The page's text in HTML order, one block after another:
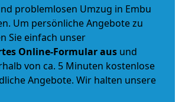
problemlosen Umzug in Embu
Um persönliche Angebote zu
Sie einfach unser
Online-Formular aus und
von ca. 5 Minuten kostenlose
Angebote. Wir halten unsere